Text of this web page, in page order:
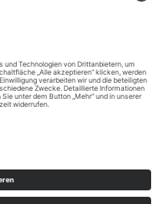
Gruppen und